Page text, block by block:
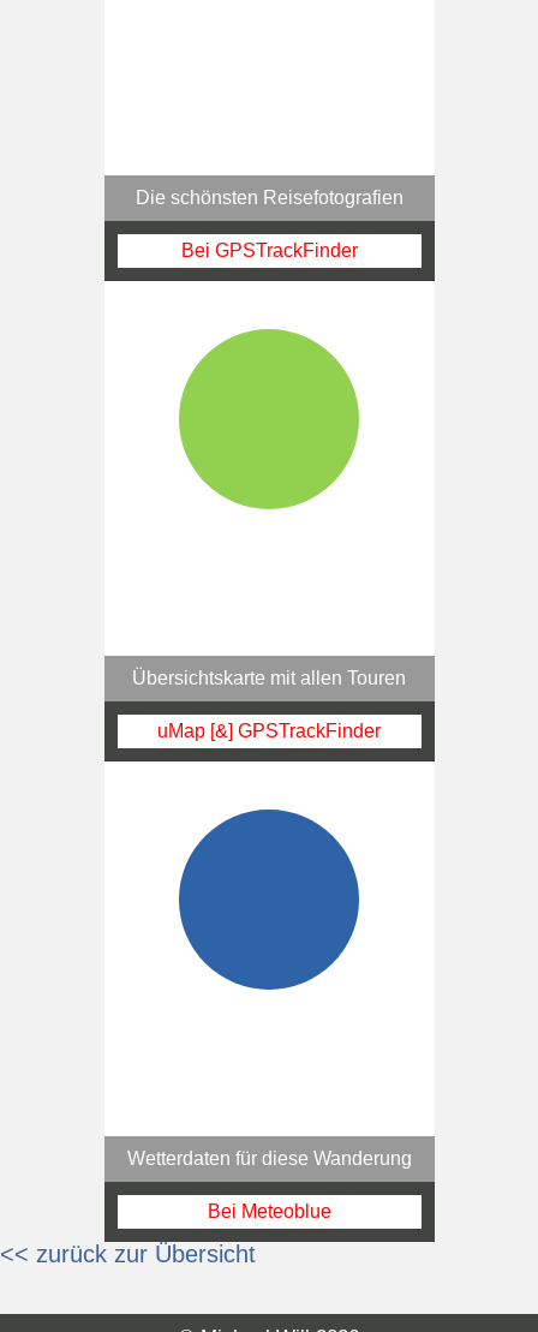
Die schönsten Reisefotografien
Bei GPSTrackFinder
Übersichtskarte mit allen Touren
uMap [&] GPSTrackFinder
Wetterdaten für diese Wanderung
Bei Meteoblue
<< zurück zur Übersicht